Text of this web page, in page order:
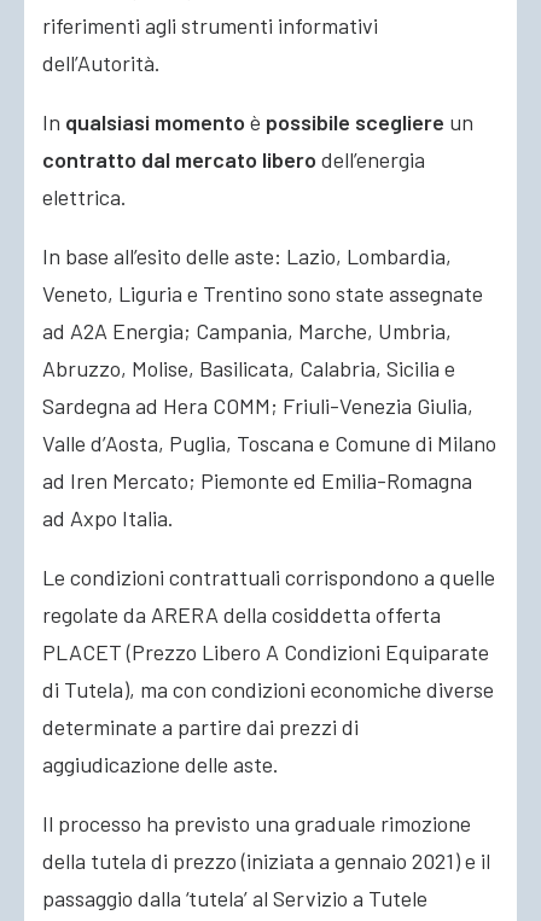
riferimenti agli strumenti informativi
dell’Autorità.
In qualsiasi momento è possibile scegliere un
contratto dal mercato libero dell’energia
elettrica.
In base all’esito delle aste: Lazio, Lombardia,
Veneto, Liguria e Trentino sono state assegnate
ad A2A Energia; Campania, Marche, Umbria,
Abruzzo, Molise, Basilicata, Calabria, Sicilia e
Sardegna ad Hera COMM; Friuli-Venezia Giulia,
Valle d’Aosta, Puglia, Toscana e Comune di Milano
ad Iren Mercato; Piemonte ed Emilia-Romagna
ad Axpo Italia.
Le condizioni contrattuali corrispondono a quelle
regolate da ARERA della cosiddetta offerta
PLACET (Prezzo Libero A Condizioni Equiparate
di Tutela), ma con condizioni economiche diverse
determinate a partire dai prezzi di
aggiudicazione delle aste.
Il processo ha previsto una graduale rimozione
della tutela di prezzo (iniziata a gennaio 2021) e il
passaggio dalla ‘tutela’ al Servizio a Tutele